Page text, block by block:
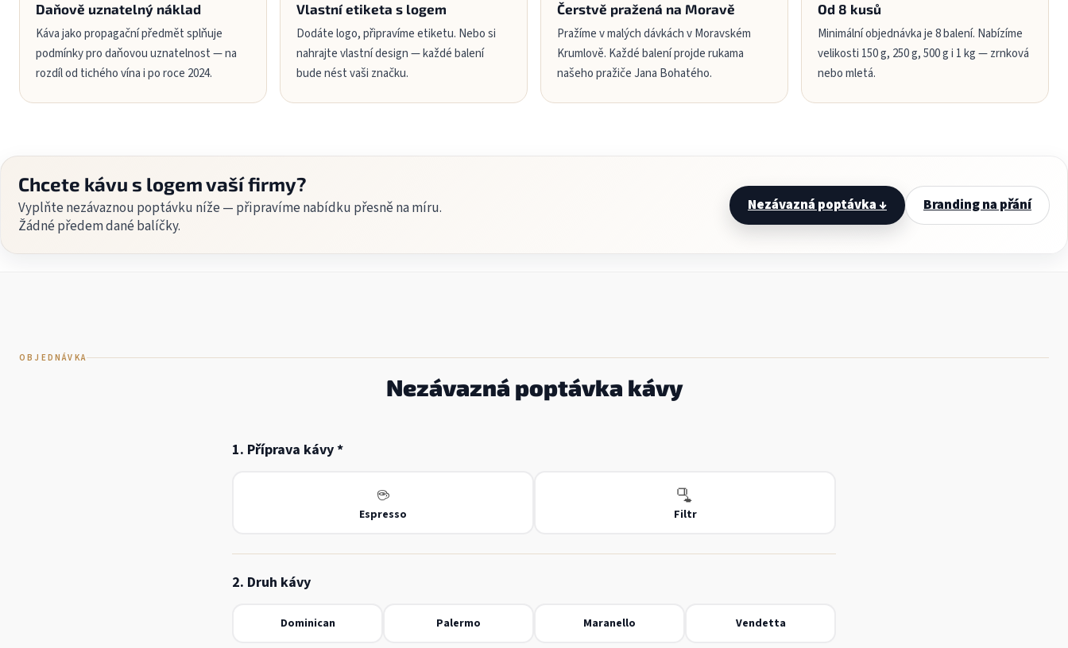
Daňově uznatelný náklad
Káva jako propagační předmět splňuje
podmínky pro daňovou uznatelnost — na
rozdíl od tichého vína i po roce 2024.
Vlastní etiketa s logem
Dodáte logo, připravíme etiketu. Nebo si
nahrajte vlastní design — každé balení
bude nést vaši značku.
Čerstvě pražená na Moravě
Pražíme v malých dávkách v Moravském
Krumlově. Každé balení projde rukama
našeho pražiče Jana Bohatého.
Od 8 kusů
Minimální objednávka je 8 balení. Nabízíme
velikosti 150 g, 250 g, 500 g i 1 kg — zrnková
nebo mletá.
Chcete kávu s logem vaší firmy?
Vyplňte nezávaznou poptávku níže — připravíme nabídku přesně na míru.
Žádné předem dané balíčky.
Nezávazná poptávka ↓ Branding na přání
OBJEDNÁVKA
Nezávazná poptávka kávy
1. Příprava kávy *
☕
Espresso
🫗
Filtr
2. Druh kávy
Dominican Palermo Maranello Vendetta